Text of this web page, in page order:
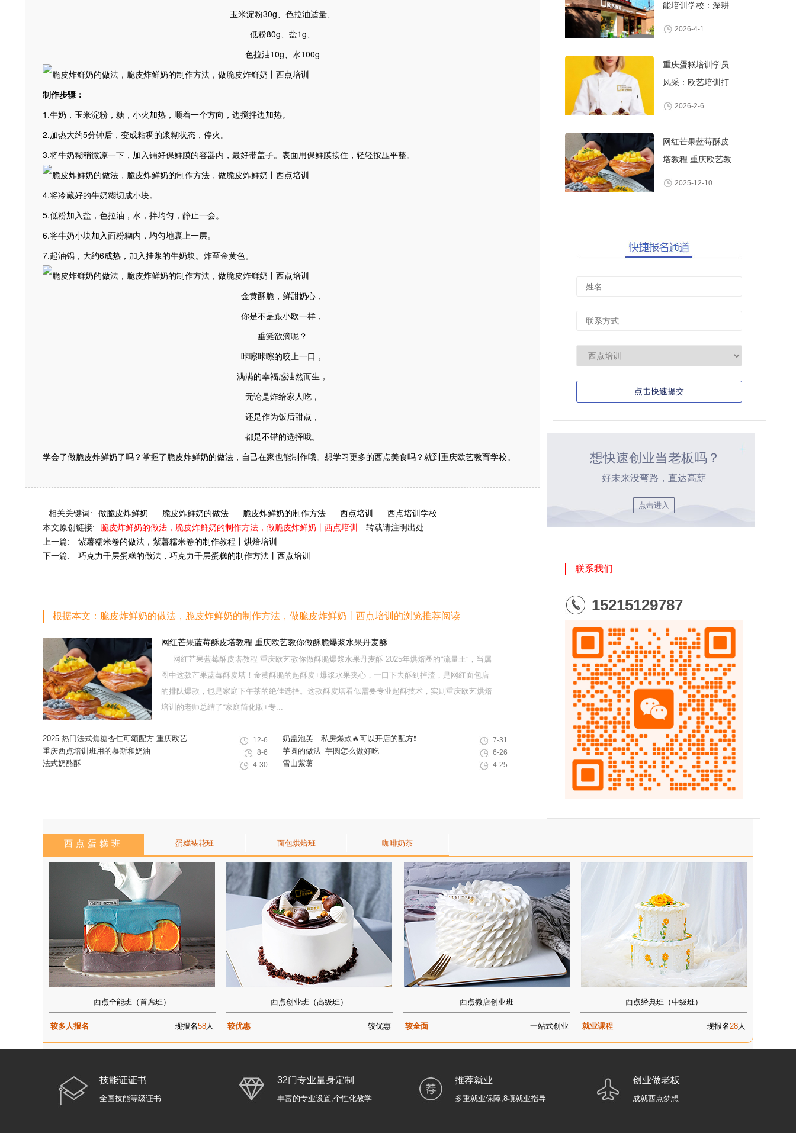
玉米淀粉30g、色拉油适量、
低粉80g、盐1g、
色拉油10g、水100g
制作步骤：
1.牛奶，玉米淀粉，糖，小火加热，顺着一个方向，边搅拌边加热。
2.加热大约5分钟后，变成粘稠的浆糊状态，停火。
3.将牛奶糊稍微凉一下，加入铺好保鲜膜的容器内，最好带盖子。表面用保鲜膜按住，轻轻按压平整。
4.将冷藏好的牛奶糊切成小块。
5.低粉加入盐，色拉油，水，拌均匀，静止一会。
6.将牛奶小块加入面粉糊内，均匀地裹上一层。
7.起油锅，大约6成热，加入挂浆的牛奶块。炸至金黄色。
金黄酥脆，鲜甜奶心，
你是不是跟小欧一样，
垂涎欲滴呢？
咔嚓咔嚓的咬上一口，
满满的幸福感油然而生，
无论是炸给家人吃，
还是作为饭后甜点，
都是不错的选择哦。
学会了做脆皮炸鲜奶了吗？掌握了脆皮炸鲜奶的做法，自己在家也能制作哦。想学习更多的西点美食吗？就到重庆欧艺教育学校。
相关关键词: 做脆皮炸鲜奶 脆皮炸鲜奶的做法 脆皮炸鲜奶的制作方法 西点培训
西点培训学校
本文原创链接:
脆皮炸鲜奶的做法，脆皮炸鲜奶的制作方法，做脆皮炸鲜奶丨西点培训
转载请注明出处
上一篇:
紫薯糯米卷的做法，紫薯糯米卷的制作教程丨烘焙培训
下一篇:
巧克力千层蛋糕的做法，巧克力千层蛋糕的制作方法丨西点培训
根据本文：脆皮炸鲜奶的做法，脆皮炸鲜奶的制作方法，做脆皮炸鲜奶丨西点培训的浏览推荐阅读
网红芒果蓝莓酥皮塔教程 重庆欧艺教你做酥脆爆浆水果丹麦酥
网红芒果蓝莓酥皮塔教程 重庆欧艺教你做酥脆爆浆水果丹麦酥 2025年烘焙圈的“流量王”，当属
图中这款芒果蓝莓酥皮塔！金黄酥脆的起酥皮+爆浆水果夹心，一口下去酥到掉渣，是网红面包店
的排队爆款，也是家庭下午茶的绝佳选择。这款酥皮塔看似需要专业起酥技术，实则重庆欧艺烘焙
培训的老师总结了“家庭简化版+专...
2025 热门法式焦糖杏仁可颂配方 重庆欧艺
教你做出高颜值酥脆西点
12-6 奶盖泡芙｜私房爆款🔥可以开店的配方❗️ 7-31
重庆西点培训班用的慕斯和奶油 8-6 芋圆的做法_芋圆怎么做好吃 6-26
法式奶酪酥 4-30 雪山紫薯 4-25
能培训学校：深耕
2026-4-1
重庆蛋糕培训学员
风采：欧艺培训打
2026-2-6
网红芒果蓝莓酥皮
塔教程 重庆欧艺教
2025-12-10
点击快速提交
想快速创业当老板吗？
好未来没弯路，直达高薪
点击进入
联系我们
15215129787
西点蛋糕班 蛋糕裱花班 面包烘焙班 咖啡奶茶
西点全能班（首席班）
较多人报名 现报名58人
西点创业班（高级班）
较优惠 较优惠
西点微店创业班
较全面 一站式创业
西点经典班（中级班）
就业课程 现报名28人
技能证证书
全国技能等级证书
32门专业量身定制
丰富的专业设置,个性化教学
推荐就业
多重就业保障,8项就业指导
创业做老板
成就西点梦想